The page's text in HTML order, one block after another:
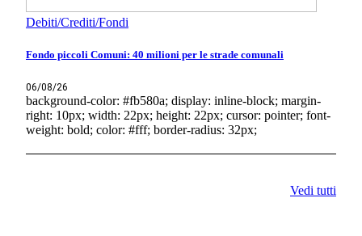
Debiti/Crediti/Fondi
Fondo piccoli Comuni: 40 milioni per le strade comunali
06/08/26
background-color: #fb580a; display: inline-block; margin-
right: 10px; width: 22px; height: 22px; cursor: pointer; font-
weight: bold; color: #fff; border-radius: 32px;
Vedi tutti